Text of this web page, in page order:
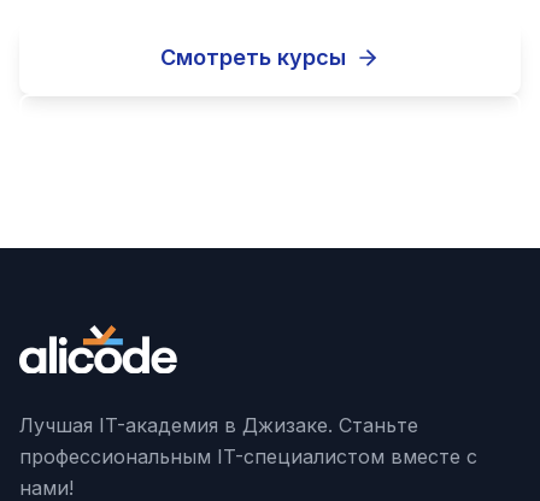
Смотреть курсы
Лучшая IT-академия в Джизаке. Станьте
профессиональным IT-специалистом вместе с
нами!